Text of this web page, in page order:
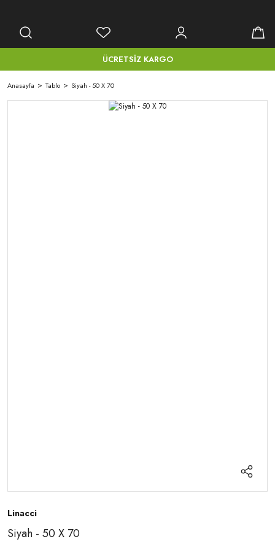
ÜCRETSİZ KARGO
Anasayfa Tablo Siyah - 50 X 70
Linacci
Siyah - 50 X 70